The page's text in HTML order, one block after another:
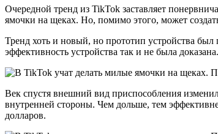
Очередной тренд из TikTok заставляет
ямочки на щеках. Но, помимо этого, может
Тренд хоть и новый, но прототип устройства
эффективность устройства так и не была
Век спустя внешний вид приспособления
внутренней стороны. Чем дольше, тем
долларов.